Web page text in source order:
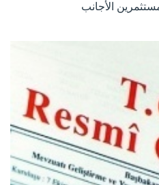
الأجانب